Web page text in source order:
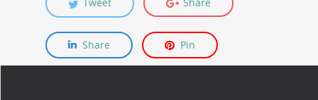
Share Pin